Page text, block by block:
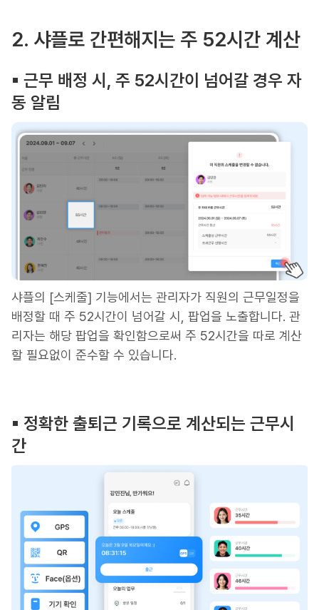
2. 샤플로 간편해지는 주 52시간 계산
▪︎ 근무 배정 시, 주 52시간이 넘어갈 경우 자
동 알림
샤플의 [스케줄] 기능에서는 관리자가 직원의 근무일정을
배정할 때 주 52시간이 넘어갈 시, 팝업을 노출합니다. 관
리자는 해당 팝업을 확인함으로써 주 52시간을 따로 계산
할 필요없이 준수할 수 있습니다.
▪︎ 정확한 출퇴근 기록으로 계산되는 근무시
간